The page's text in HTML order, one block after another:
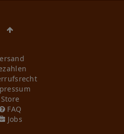
Store
FAQ
Jobs